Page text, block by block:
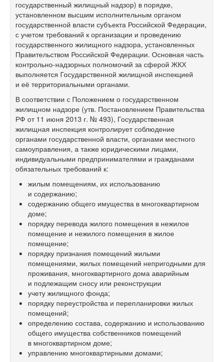
государственный жилищный надзор) в порядке,
установленном высшим исполнительным органом
государственной власти субъекта Российской Федерации,
с учетом требований к организации и проведению
государственного жилищного надзора, установленных
Правительством Российской Федерации. Основная часть
контрольно-надзорных полномочий за сферой ЖКХ
выполняется Государственной жилищной инспекцией
и её территориальными органами.
В соответствии с Положением о государственном
жилищном надзоре (утв. Постановлением Правительства
РФ от 11 июня 2013 г. № 493), Государственная
жилищная инспекция контролирует соблюдение
органами государственной власти, органами местного
самоуправления, а также юридическими лицами,
индивидуальными предпринимателями и гражданами
обязательных требований к:
жилым помещениям, их использованию
и содержанию;
содержанию общего имущества в многоквартирном
доме;
порядку перевода жилого помещения в нежилое
помещение и нежилого помещения в жилое
помещение;
порядку признания помещений жилыми
помещениями, жилых помещений непригодными для
проживания, многоквартирного дома аварийным
и подлежащим сносу или реконструкции
учету жилищного фонда;
порядку переустройства и перепланировки жилых
помещений;
определению состава, содержанию и использованию
общего имущества собственников помещений
в многоквартирном доме;
управлению многоквартирными домами;